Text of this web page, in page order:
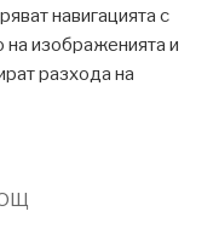
навигацията с
изображенията и
разхода на